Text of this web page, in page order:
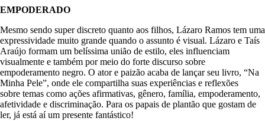
EMPODERADO
Mesmo sendo super discreto quanto aos filhos, Lázaro Ramos tem uma
expressividade muito grande quando o assunto é visual. Lázaro e Taís
Araújo formam um belíssima união de estilo, eles influenciam
visualmente e também por meio do forte discurso sobre
empoderamento negro. O ator e paizão acaba de lançar seu livro, “Na
Minha Pele”, onde ele compartilha suas experiências e reflexões
sobre temas como ações afirmativas, gênero, família, empoderamento,
afetividade e discriminação. Para os papais de plantão que gostam de
ler, já está aí um presente fantástico!